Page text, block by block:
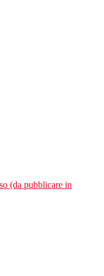
(da pubblicare in